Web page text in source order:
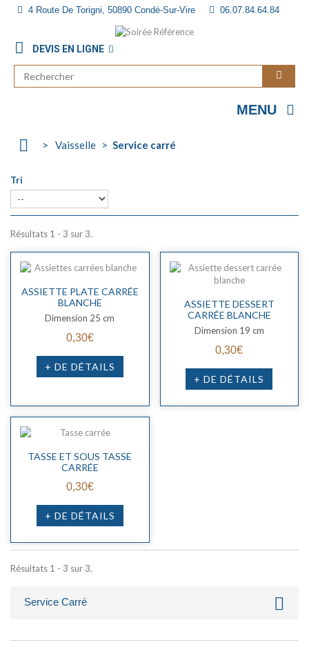
4 Route De Torigni, 50890 Condé-Sur-Vire
06.07.84.64.84
DEVIS EN LIGNE
MENU
> Vaisselle > Service carré
Tri
Résultats 1 - 3 sur 3.
ASSIETTE PLATE CARRÉE
BLANCHE
Dimension 25 cm
0,30€
+ DE DÉTAILS
ASSIETTE DESSERT
CARRÉE BLANCHE
Dimension 19 cm
0,30€
+ DE DÉTAILS
TASSE ET SOUS TASSE
CARRÉE
0,30€
+ DE DÉTAILS
Résultats 1 - 3 sur 3.
Service Carré